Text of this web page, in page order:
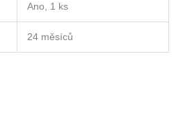
Ano, 1 ks
24 měsíců